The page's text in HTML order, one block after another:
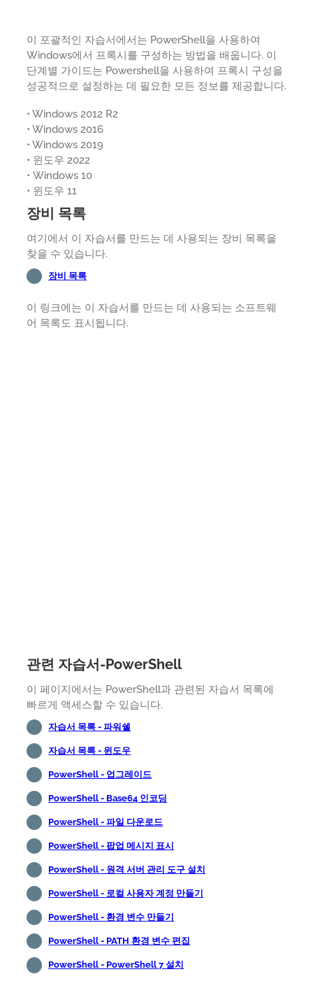
이 포괄적인 자습서에서는 PowerShell을 사용하여
Windows에서 프록시를 구성하는 방법을 배웁니다. 이
단계별 가이드는 Powershell을 사용하여 프록시 구성을
성공적으로 설정하는 데 필요한 모든 정보를 제공합니다.
• Windows 2012 R2
• Windows 2016
• Windows 2019
• 윈도우 2022
• Windows 10
• 윈도우 11
장비 목록
여기에서 이 자습서를 만드는 데 사용되는 장비 목록을
찾을 수 있습니다.
장비 목록
이 링크에는 이 자습서를 만드는 데 사용되는 소프트웨
어 목록도 표시됩니다.
관련 자습서-PowerShell
이 페이지에서는 PowerShell과 관련된 자습서 목록에
빠르게 액세스할 수 있습니다.
자습서 목록 - 파워쉘
자습서 목록 - 윈도우
PowerShell - 업그레이드
PowerShell - Base64 인코딩
PowerShell - 파일 다운로드
PowerShell - 팝업 메시지 표시
PowerShell - 원격 서버 관리 도구 설치
PowerShell - 로컬 사용자 계정 만들기
PowerShell - 환경 변수 만들기
PowerShell - PATH 환경 변수 편집
PowerShell - PowerShell 7 설치